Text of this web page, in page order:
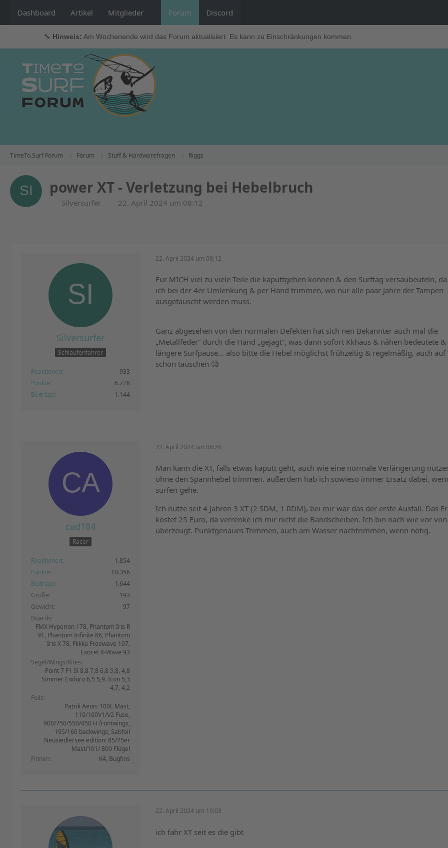
🔧 Hinweis: Am Wochenende wird das Forum aktualisiert. Es kann zu Einschränkungen kommen.
Dashboard Artikel Mitglieder Forum Discord
TimeTo.Surf Forum Forum Stuff & Hardwarefragen Riggs
power XT - Verletzung bei Hebelbruch
Silversurfer 22. April 2024 um 08:12
Silversurfer
Schlaufenfahrer
Reaktionen
933
Punkte
6.778
Beiträge
1.144
22. April 2024 um 08:12
Für MICH viel zu viele Teile die kaputtgehen können & den Surftag versaubeuteln,
ich bei der 4er Umlenkung & per Hand trimmen, wo nur alle paar Jahre der Tampen
ausgetauscht werden muss.
Ganz abgesehen von den normalen Defekten hat sich nen Bekannter auch mal die
„Metallfeder“ durch die Hand „gejagt“, was dann sofort Kkhaus & nähen bedeutete
längere Surfpause… also bitte die Hebel möglichst frühzeitig & regelmäßig, auch auf
schon tauschen 🧐
cad184
Racer
Reaktionen
1.854
Punkte
10.356
Beiträge
1.644
Größe
193
Gewicht
97
Boards
FMX Hyperion 178, Phantom Iris R
91, Phantom Infinite 86, Phantom
Iris X 78, Flikka Freewave 107,
Exocet X-Wave 93
Segel/Wings/Kites
Point 7 F1 Sl 8,8 7,8 6,8 5,8, 4,8
Simmer Enduro 6,5 5,9. Icon 5,3
4,7, 4,2
Foils
Patrik Aeon: 100L Mast,
110/100V1/V2 Fuse,
900/750/550/450 H frontwings,
195/160 backwings; Sabfoil
Neusiedlersee edition: 85/75er
Mast/101/ 800 Flügel
Finnen
K4, Bugfins
22. April 2024 um 08:26
Man kann die XT, falls etwas kaputt geht, auch wie eine normale Verlängerung
ohne den Spannhebel trimmen. außerdem hab ich sowieso immer Ersatz dabei,
surfen gehe.
Ich nutze seit 4 Jahren 3 XT (2 SDM, 1 RDM), bei mir war das der erste Ausfall. Das
kostet 25 Euro, da verrenke ich mir nicht die Bandscheiben. Ich bin nach wie vor von
überzeugt. Punktgenaues Trimmen, auch am Wasser nachtrimmen, wenn nötig.
22. April 2024 um 10:03
ich fahr XT seit es die gibt